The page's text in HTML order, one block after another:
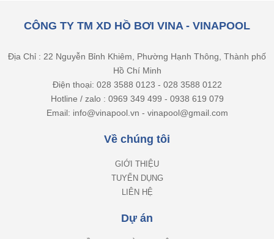
CÔNG TY TM XD HỒ BƠI VINA - VINAPOOL
Địa Chỉ : 22 Nguyễn Bỉnh Khiêm, Phường Hạnh Thông, Thành phố
Hồ Chí Minh
Điện thoại: 028 3588 0123 - 028 3588 0122
Hotline / zalo : 0969 349 499 - 0938 619 079
Email: info@vinapool.vn - vinapool@gmail.com
Về chúng tôi
GIỚI THIỆU
TUYỂN DỤNG
LIÊN HỆ
Dự án